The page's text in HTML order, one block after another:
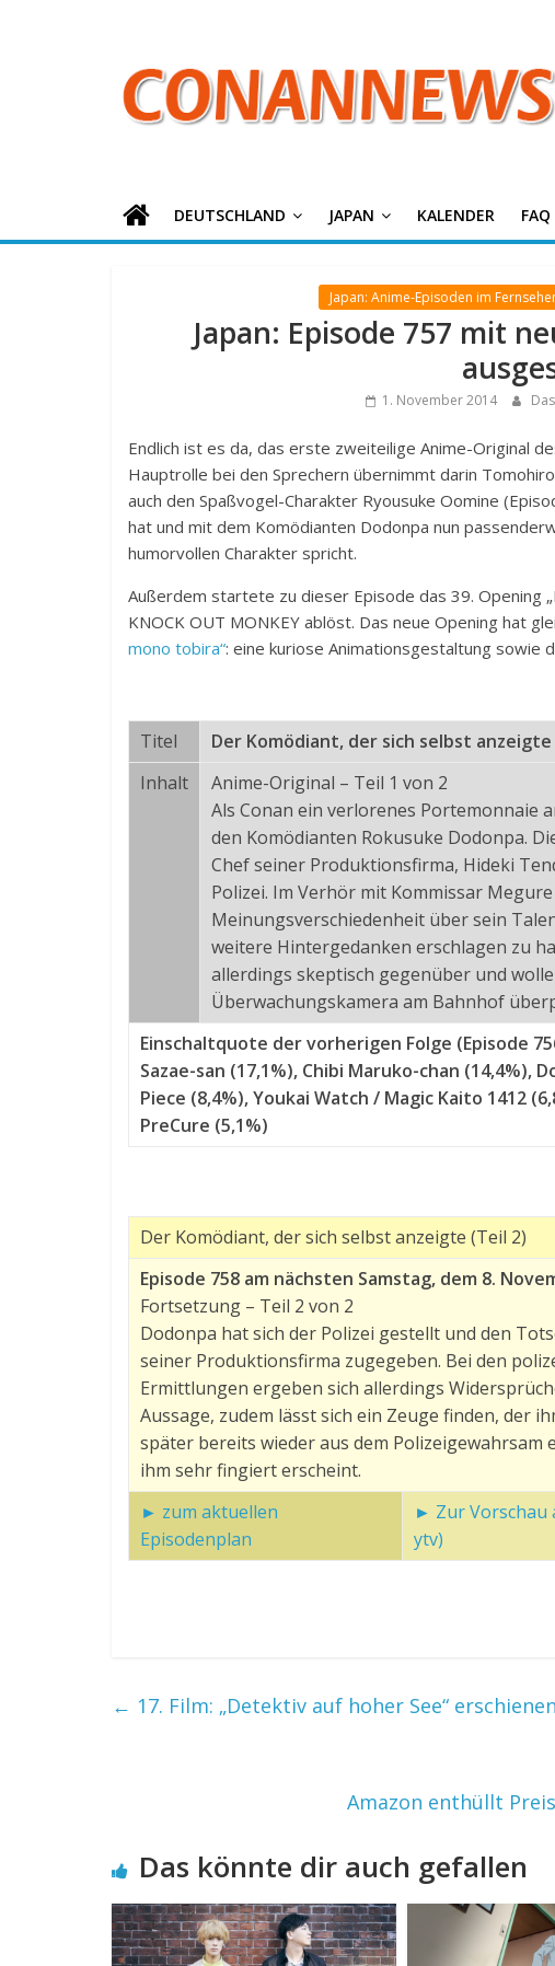
Detektiv
Conan
News
DEUTSCHLAND JAPAN KALENDER FAQ
Japan: Anime-Episoden im
Japan: Episode 757 mit
1. November 2014
Endlich ist es da, das erste zweiteilige Anime-Original
Hauptrolle bei den Sprechern übernimmt darin
auch den Spaßvogel-Charakter Ryousuke Oomine
hat und mit dem Komödianten Dodonpa nun
humorvollen Charakter spricht.
Außerdem startete zu dieser Episode das 39. Opening
KNOCK OUT MONKEY ablöst. Das neue Opening hat
mono tobira“: eine kuriose Animationsgestaltung sowie
Titel
Der Komödiant, der sich selbst anzeigte
Inhalt
Anime-Original – Teil 1 von 2
Als Conan ein verlorenes Portemonnaie
den Komödianten Rokusuke Dodonpa.
Chef seiner Produktionsfirma, Hideki
Polizei. Im Verhör mit Kommissar
Meinungsverschiedenheit über sein
weitere Hintergedanken erschlagen zu
allerdings skeptisch gegenüber und
Überwachungskamera am Bahnhof
Einschaltquote der vorherigen Folge (Episode
Sazae-san (17,1%), Chibi Maruko-chan (14,4%),
Piece (8,4%), Youkai Watch / Magic Kaito 1412
PreCure (5,1%)
Der Komödiant, der sich selbst anzeigte (Teil 2)
Episode 758 am nächsten Samstag, dem 8.
Fortsetzung – Teil 2 von 2
Dodonpa hat sich der Polizei gestellt und den
seiner Produktionsfirma zugegeben. Bei den
Ermittlungen ergeben sich allerdings
Aussage, zudem lässt sich ein Zeuge finden, der
später bereits wieder aus dem Polizeigewahrsam
ihm sehr fingiert erscheint.
► zum aktuellen
Episodenplan
► Zur Vorschau
ytv)
← 17. Film: „Detektiv auf hoher See“
Amazon enthüllt
Das könnte dir auch gefallen